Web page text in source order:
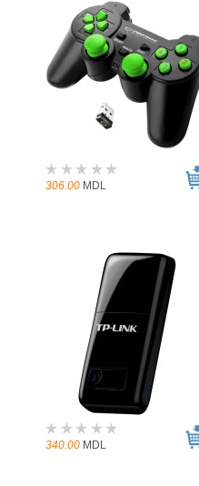
306.00 MDL
340.00 MDL